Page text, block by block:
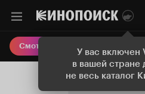
У вас включен
в вашей стране
не весь каталог
Смотреть кино